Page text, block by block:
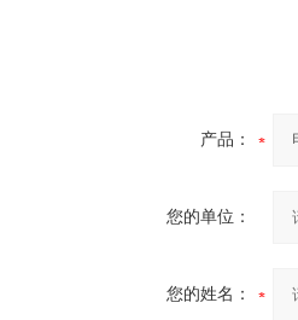
产品：
您的单位：
您的姓名：